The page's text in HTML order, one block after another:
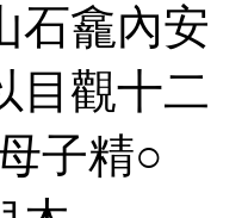
石龕內安
目觀十二
子精○